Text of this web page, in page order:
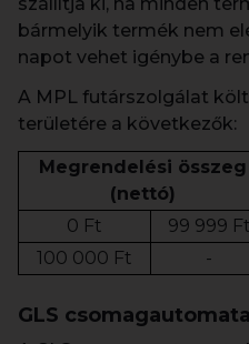
bármelyik termék nem
napot vehet igénybe a
A MPL futárszolgálat
területére a következők:
Megrendelési összeg
(nettó)
0 Ft
99 999 Ft
100 000 Ft
-
GLS csomagautomata